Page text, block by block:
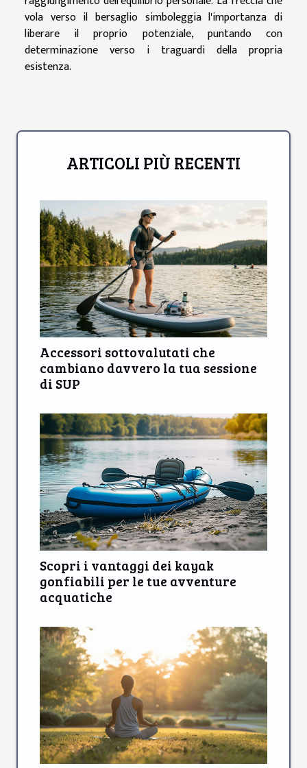
vola verso il bersaglio simboleggia l'importanza di
liberare il proprio potenziale, puntando con
determinazione verso i traguardi della propria
esistenza.
ARTICOLI PIÙ RECENTI
Accessori sottovalutati che
cambiano davvero la tua sessione
di SUP
Scopri i vantaggi dei kayak
gonfiabili per le tue avventure
acquatiche